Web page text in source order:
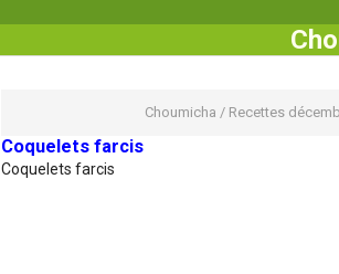
Choumicha / Recettes
Coquelets farcis
Coquelets farcis